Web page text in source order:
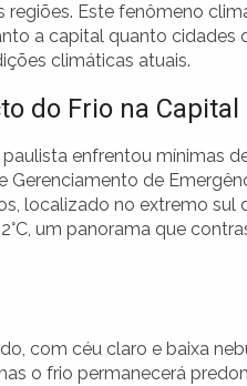
regiões. Este fenômeno
a capital quanto cidades
climáticas atuais.
do Frio na Capital
enfrentou mínimas
Gerenciamento de
localizado no extremo
um panorama que
com céu claro e baixa
o frio permanecerá